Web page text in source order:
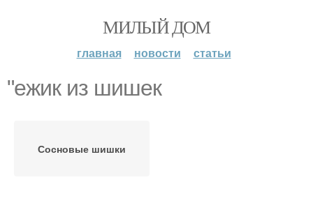
МИЛЫЙ ДОМ
главная новости статьи
"ежик из шишек
Сосновые шишки